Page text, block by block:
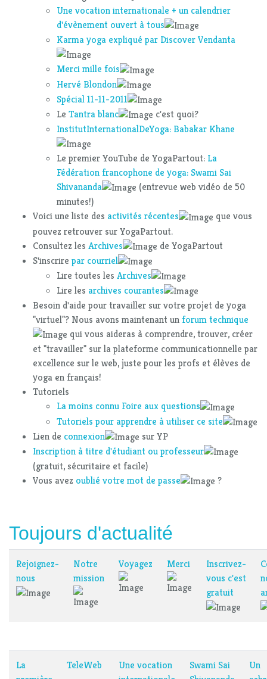
Une vocation internationale + un calendrier
d'évènement ouvert à tous
Karma yoga expliqué par Discover Vendanta
Merci mille fois
Hervé Blondon
Spécial 11-11-2011
Le Tantra blanc
c'est quoi?
InstitutInternationalDeYoga: Babakar Khane
Le premier YouTube de YogaPartout: La
Fédération francophone de yoga: Swami Sai
Shivananda
(entrevue web vidéo de 50
minutes!)
Voici une liste des activités récentes
que vous
pouvez retrouver sur YogaPartout.
Consultez les Archives
de YogaPartout
S'inscrire par courriel
Lire toutes les Archives
Lire les archives courantes
Besoin d'aide pour travailler sur votre projet de yoga
"virtuel"? Nous avons maintenant unforum technique
qui vous aideras à comprendre, trouver, créer
et "travailler" sur la plateforme communicationnelle par
excellence sur le web, juste pour les profs et élèves de
yoga en français!
Tutoriels
La moins connu Foire aux questions
Tutoriels pour apprendre à utiliser ce site
Lien de connexion
sur YP
Inscription à titre d'étudiant ou professeur
(gratuit, sécuritaire et facile)
Vous avez oublié votre mot de passe ?
Toujours d'actualité
Rejoignez-
nous
Notre
mission
Voyagez Merci
Inscrivez-
vous c'est
gratuit
La
TeleWeb
Une vocation
Swami Sai
Un